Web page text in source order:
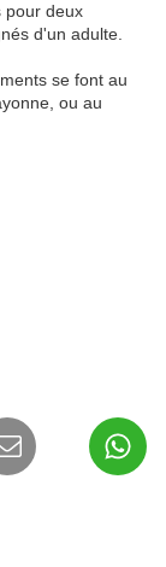
pour deux
d'un adulte.
se font au
ou au